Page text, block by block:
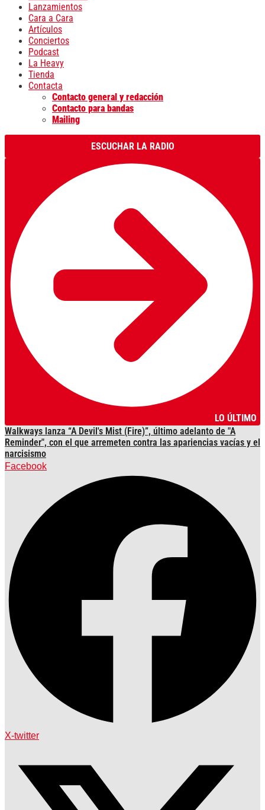
Lanzamientos
Cara a Cara
Artículos
Conciertos
Podcast
La Heavy
Tienda
Contacta
Contacto general y redacción
Contacto para bandas
Mailing
ESCUCHAR LA RADIO
LO ÚLTIMO
Walkways lanza “A Devil's Mist (Fire)”, último adelanto de "A
Reminder", con el que arremeten contra las apariencias vacías y el
narcisismo
Facebook
X-twitter